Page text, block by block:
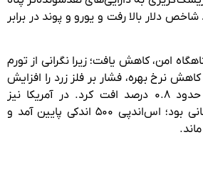
دلار بالا رفت و یورو و پوند در برابر
امن، کاهش یافت؛ زیرا نگرانی از تورم
نرخ بهره، فشار بر فلز زرد را افزایش
داد. بهای طلای نقدی حدود ۰.۸ درصد افت کرد. در آمریکا نیز
معاملات آتی سهام نوسانی بود؛ اس‌اندپی ۵۰۰ اندکی پایین آمد و